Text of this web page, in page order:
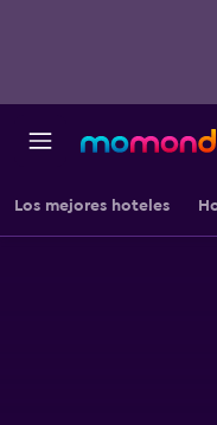
Los mejores hoteles